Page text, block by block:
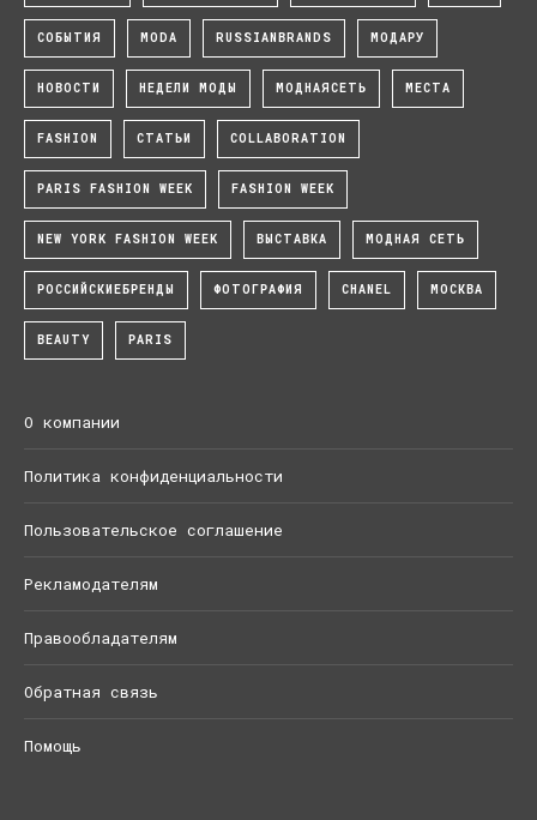
СОБЫТИЯ MODA RUSSIANBRANDS МОДАРУ
НОВОСТИ НЕДЕЛИ МОДЫ МОДНАЯСЕТЬ МЕСТА
FASHION СТАТЬИ COLLABORATION
PARIS FASHION WEEK FASHION WEEK
NEW YORK FASHION WEEK ВЫСТАВКА МОДНАЯ СЕТЬ
РОССИЙСКИЕБРЕНДЫ ФОТОГРАФИЯ CHANEL МОСКВА
BEAUTY PARIS
О компании
Политика конфиденциальности
Пользовательское соглашение
Рекламодателям
Правообладателям
Обратная связь
Помощь